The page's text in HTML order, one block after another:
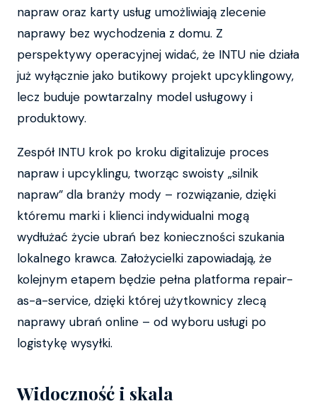
napraw oraz karty usług umożliwiają zlecenie
naprawy bez wychodzenia z domu. Z
perspektywy operacyjnej widać, że INTU nie działa
już wyłącznie jako butikowy projekt upcyklingowy,
lecz buduje powtarzalny model usługowy i
produktowy.
Zespół INTU krok po kroku digitalizuje proces
napraw i upcyklingu, tworząc swoisty „silnik
napraw” dla branży mody – rozwiązanie, dzięki
któremu marki i klienci indywidualni mogą
wydłużać życie ubrań bez konieczności szukania
lokalnego krawca. Założycielki zapowiadają, że
kolejnym etapem będzie pełna platforma repair-
as-a-service, dzięki której użytkownicy zlecą
naprawy ubrań online – od wyboru usługi po
logistykę wysyłki.
Widoczność i skala